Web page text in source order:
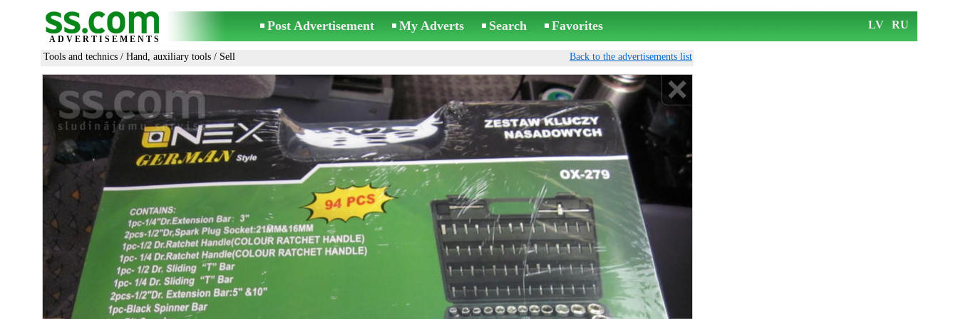
ADVERTISEMENTS
Post Advertisement My Adverts Search Favorites LV RU
Tools and technics / Hand, auxiliary tools / Sell Back to the advertisements list